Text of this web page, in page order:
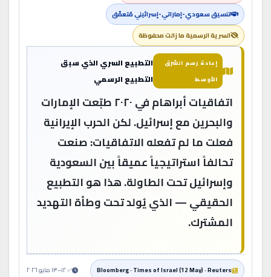
تنسيق سعودي-إماراتي-إسرائيلي مُتعمّق
السرية الرسمية ما زالت محفوظة
إعادة رسم الشرق
الأوسط
التطبيع السري الذي سبق
التطبيع الرسمي
اتفاقيات أبراهام في ٢٠٢٠ طبّعت الإمارات
والبحرين مع إسرائيل. لكن الحرب الإيرانية
فعلت ما لم تفعله الاتفاقيات: صنعت
تحالفاً استراتيجياً عميقاً بين السعودية
وإسرائيل تحت الطاولة. هذا هو التطبيع
الحقيقي — الذي يُولد تحت وطأة التهديد
المشترك.
Bloomberg · Times of Israel (12 May) · Reuters ✅ ١٢–١٣ مايو ٢٠٢٦